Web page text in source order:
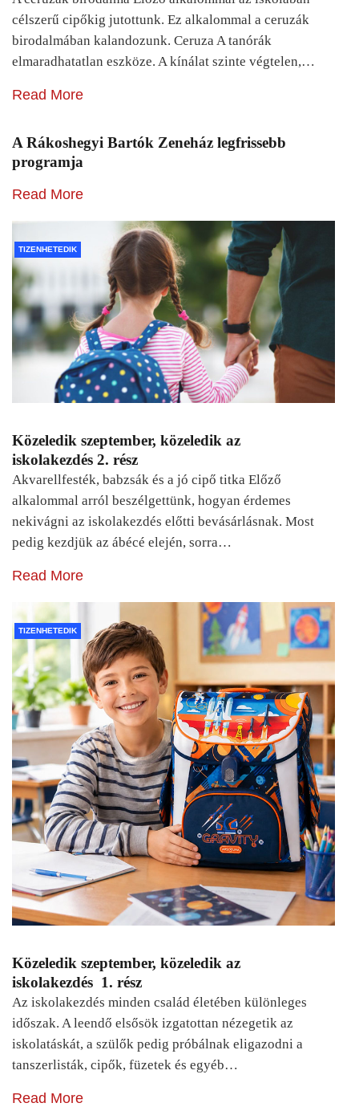
célszerű cipőkig jutottunk. Ez alkalommal a ceruzák
birodalmában kalandozunk. Ceruza A tanórák
elmaradhatatlan eszköze. A kínálat szinte végtelen,…
Read More
A Rákoshegyi Bartók Zeneház legfrissebb
programja
Read More
TIZENHETEDIK
Közeledik szeptember, közeledik az
iskolakezdés 2. rész
Akvarellfesték, babzsák és a jó cipő titka Előző
alkalommal arról beszélgettünk, hogyan érdemes
nekivágni az iskolakezdés előtti bevásárlásnak. Most
pedig kezdjük az ábécé elején, sorra…
Read More
TIZENHETEDIK
Közeledik szeptember, közeledik az
iskolakezdés 1. rész
Az iskolakezdés minden család életében különleges
időszak. A leendő elsősök izgatottan nézegetik az
iskolatáskát, a szülők pedig próbálnak eligazodni a
tanszerlisták, cipők, füzetek és egyéb…
Read More